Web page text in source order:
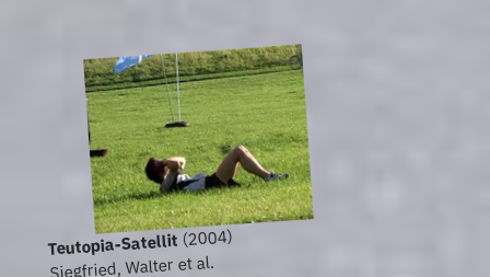
Teutopia-Satellit (2004)
Siegfried, Walter et al.